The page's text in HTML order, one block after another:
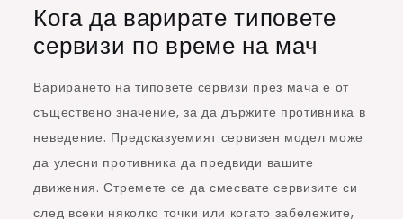
Кога да варирате типовете
сервизи по време на мач
Варирането на типовете сервизи през мача е от
съществено значение, за да държите противника в
неведение. Предсказуемият сервизен модел може
да улесни противника да предвиди вашите
движения. Стремете се да смесвате сервизите си
след всеки няколко точки или когато забележите,